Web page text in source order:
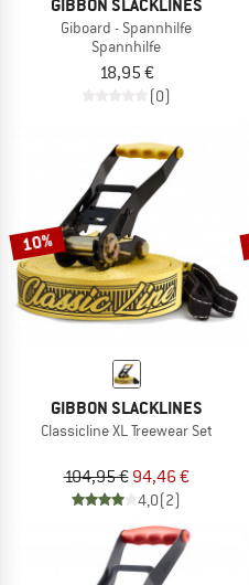
Giboard - Spannhilfe
Spannhilfe
18,95 €
(0)
10%
GIBBON SLACKLINES
Classicline XL Treewear Set
104,95 € 94,46 €
4,0(2)